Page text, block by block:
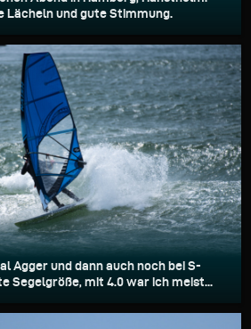
Lächeln und gute Stimmung.
Agger und dann auch noch bei S-
Segelgröße, mit 4.0 war ich meist...